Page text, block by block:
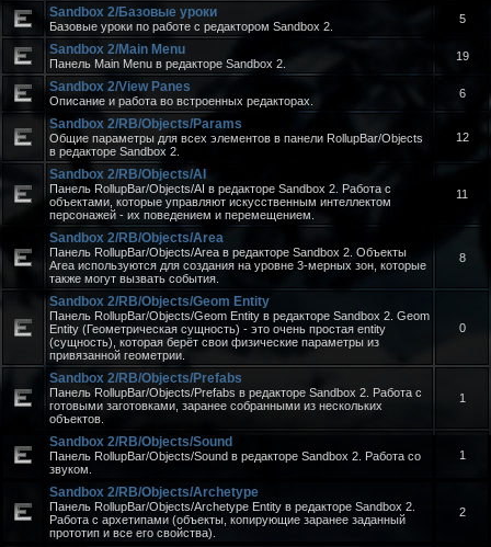
Sandbox 2/Базовые уроки
Базовые уроки по работе с редактором Sandbox 2.
5
Sandbox 2/Main Menu
Панель Main Menu в редакторе Sandbox 2.
19
Sandbox 2/View Panes
Описание и работа во встроенных редакторах.
6
Sandbox 2/RB/Objects/Params
Общие параметры для всех элементов в панели RollupBar/Objects
в редакторе Sandbox 2.
12
Sandbox 2/RB/Objects/AI
Панель RollupBar/Objects/AI в редакторе Sandbox 2. Работа с
объектами, которые управляют искусственным интеллектом
персонажей - их поведением и перемещением.
11
Sandbox 2/RB/Objects/Area
Панель RollupBar/Objects/Area в редакторе Sandbox 2. Объекты
Area используются для создания на уровне 3-мерных зон, которые
также могут вызвать события.
8
Sandbox 2/RB/Objects/Geom Entity
Панель RollupBar/Objects/Geom Entity в редакторе Sandbox 2. Geom
Entity (Геометрическая сущность) - это очень простая entity
(сущность), которая берёт свои физические параметры из
привязанной геометрии.
0
Sandbox 2/RB/Objects/Prefabs
Панель RollupBar/Objects/Prefabs в редакторе Sandbox 2. Работа с
готовыми заготовками, заранее собранными из нескольких
объектов.
1
Sandbox 2/RB/Objects/Sound
Панель RollupBar/Objects/Sound в редакторе Sandbox 2. Работа со
звуком.
1
Sandbox 2/RB/Objects/Archetype
Панель RollupBar/Objects/Archetype Entity в редакторе Sandbox 2.
Работа с архетипами (объекты, копирующие заранее заданный
прототип и все его свойства).
2